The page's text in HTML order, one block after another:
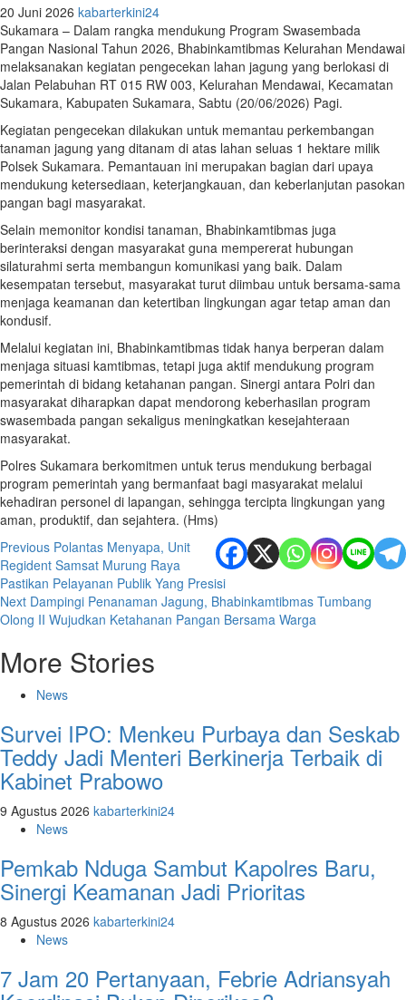
20 Juni 2026 kabarterkini24
Sukamara – Dalam rangka mendukung Program Swasembada
Pangan Nasional Tahun 2026, Bhabinkamtibmas Kelurahan Mendawai
melaksanakan kegiatan pengecekan lahan jagung yang berlokasi di
Jalan Pelabuhan RT 015 RW 003, Kelurahan Mendawai, Kecamatan
Sukamara, Kabupaten Sukamara, Sabtu (20/06/2026) Pagi.
Kegiatan pengecekan dilakukan untuk memantau perkembangan
tanaman jagung yang ditanam di atas lahan seluas 1 hektare milik
Polsek Sukamara. Pemantauan ini merupakan bagian dari upaya
mendukung ketersediaan, keterjangkauan, dan keberlanjutan pasokan
pangan bagi masyarakat.
Selain memonitor kondisi tanaman, Bhabinkamtibmas juga
berinteraksi dengan masyarakat guna mempererat hubungan
silaturahmi serta membangun komunikasi yang baik. Dalam
kesempatan tersebut, masyarakat turut diimbau untuk bersama-sama
menjaga keamanan dan ketertiban lingkungan agar tetap aman dan
kondusif.
Melalui kegiatan ini, Bhabinkamtibmas tidak hanya berperan dalam
menjaga situasi kamtibmas, tetapi juga aktif mendukung program
pemerintah di bidang ketahanan pangan. Sinergi antara Polri dan
masyarakat diharapkan dapat mendorong keberhasilan program
swasembada pangan sekaligus meningkatkan kesejahteraan
masyarakat.
Polres Sukamara berkomitmen untuk terus mendukung berbagai
program pemerintah yang bermanfaat bagi masyarakat melalui
kehadiran personel di lapangan, sehingga tercipta lingkungan yang
aman, produktif, dan sejahtera. (Hms)
Post
navigation
Previous Polantas Menyapa, Unit
Regident Samsat Murung Raya
Pastikan Pelayanan Publik Yang Presisi
Next Dampingi Penanaman Jagung, Bhabinkamtibmas Tumbang
Olong II Wujudkan Ketahanan Pangan Bersama Warga
More Stories
News
Survei IPO: Menkeu Purbaya dan Seskab
Teddy Jadi Menteri Berkinerja Terbaik di
Kabinet Prabowo
9 Agustus 2026 kabarterkini24
News
Pemkab Nduga Sambut Kapolres Baru,
Sinergi Keamanan Jadi Prioritas
8 Agustus 2026 kabarterkini24
News
7 Jam 20 Pertanyaan, Febrie Adriansyah